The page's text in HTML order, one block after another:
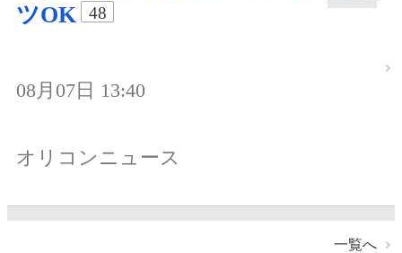
ツOK
48
08月07日 13:40
オリコンニュース
一覧へ